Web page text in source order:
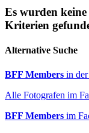
Es wurden keine
Kriterien
Alternative Suche
BFF Members in
Alle Fotografen im
BFF Members im